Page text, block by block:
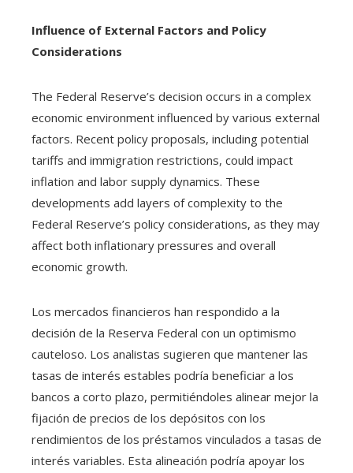
Influence of External Factors and Policy
Considerations
The Federal Reserve’s decision occurs in a complex
economic environment influenced by various external
factors. Recent policy proposals, including potential
tariffs and immigration restrictions, could impact
inflation and labor supply dynamics. These
developments add layers of complexity to the
Federal Reserve’s policy considerations, as they may
affect both inflationary pressures and overall
economic growth.
Los mercados financieros han respondido a la
decisión de la Reserva Federal con un optimismo
cauteloso. Los analistas sugieren que mantener las
tasas de interés estables podría beneficiar a los
bancos a corto plazo, permitiéndoles alinear mejor la
fijación de precios de los depósitos con los
rendimientos de los préstamos vinculados a tasas de
interés variables. Esta alineación podría apoyar los